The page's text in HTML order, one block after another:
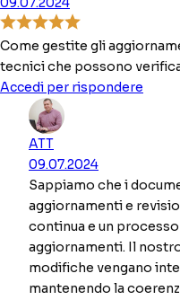
Come gestite gli
tecnici che possono
Accedi per rispondere
ATT
09.07.2024
Sappiamo che i
aggiornamenti e
continua e un
aggiornamenti. Il
modifiche vengano
mantenendo la